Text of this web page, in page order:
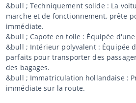
&bull ; Techniquement solide : La
marche et de fonctionnement, prête
immédiate.
&bull ; Capote en toile : Équipée
&bull ; Intérieur polyvalent : Équipée
parfaits pour transporter des
des bagages.
&bull ; Immatriculation hollandaise :
immédiate sur la route.